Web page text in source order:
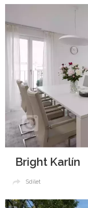
Bright Karlín
Sdílet